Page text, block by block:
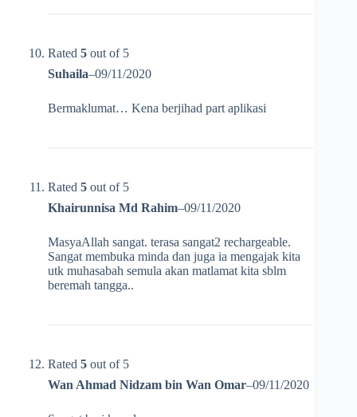
Rated 5 out of 5
Suhaila–09/11/2020
Bermaklumat… Kena berjihad part aplikasi
Rated 5 out of 5
Khairunnisa Md Rahim–09/11/2020
MasyaAllah sangat. terasa sangat2 rechargeable.
Sangat membuka minda dan juga ia mengajak kita
utk muhasabah semula akan matlamat kita sblm
beremah tangga..
Rated 5 out of 5
Wan Ahmad Nidzam bin Wan Omar–09/11/2020